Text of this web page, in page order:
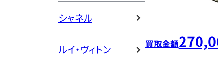
シャネル
ルイ・ヴィトン 買取金額